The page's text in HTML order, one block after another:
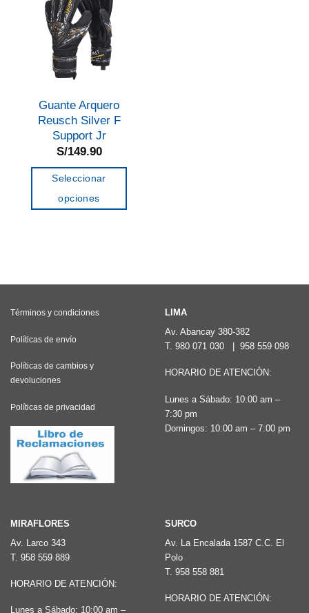
Guante Arquero
Reusch Silver F
Support Jr
S/149.90
Seleccionar
opciones
Las
pueden
en
la
página
de
producto
Términos y condiciones
Políticas de envío
Políticas de cambios y
devoluciones
Políticas de privacidad
LIMA
Av. Abancay 380-382
T. 980 071 030 958 559 098
HORARIO DE ATENCIÓN:
Lunes a Sábado: 10:00 am –
7:30 pm
Domingos: 10:00 am – 7:00 pm
MIRAFLORES
Av. Larco 343
T. 958 559 889
HORARIO DE ATENCIÓN:
Lunes a Sábado: 10:00 am –
SURCO
Av. La Encalada 1587 C.C. El
Polo
T. 958 558 881
HORARIO DE ATENCIÓN: